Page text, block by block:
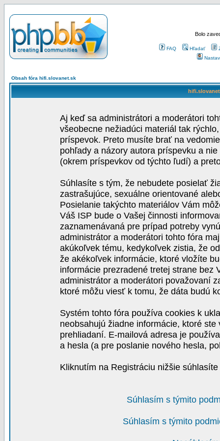
Bolo
FAQ Hľadať
Obsah fóra hifi.slovanet.sk
Aj keď sa administrátori a moderátori
všeobecne nežiadúci materiál tak
príspevok. Preto musíte brať na
pohľady a názory autora príspevku a
(okrem príspevkov od týchto ľudí) a
Súhlasíte s tým, že nebudete posielať
zastrašujúce, sexuálne orientované
Posielanie takýchto materiálov Vám
Váš ISP bude o Vašej činnosti
zaznamenávaná pre prípad potreby
administrátor a moderátori tohto fóra
akúkoľvek tému, kedykoľvek zistia, že
že akékoľvek informácie, ktoré vložíte
informácie prezradené tretej strane bez
administrátor a moderátori považovaní
ktoré môžu viesť k tomu, že dáta budú
Systém tohto fóra používa cookies k
neobsahujú žiadne informácie, ktoré
prehliadaní. E-mailová adresa je
a hesla (a pre poslanie nového hesla,
Kliknutím na Registráciu nižšie
Súhlasím s týmito
Súhlasím s týmito